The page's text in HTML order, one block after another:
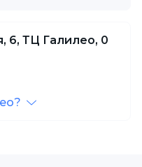
6, ТЦ Галилео, 0